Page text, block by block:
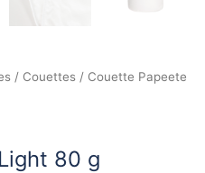
/ Couettes / Couette Papeete
80 g